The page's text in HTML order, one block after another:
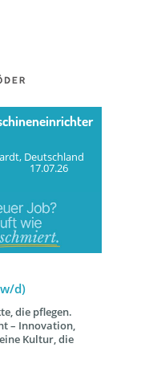
Deutschland
17.07.26
d)
die pflegen.
– Innovation,
Kultur, die